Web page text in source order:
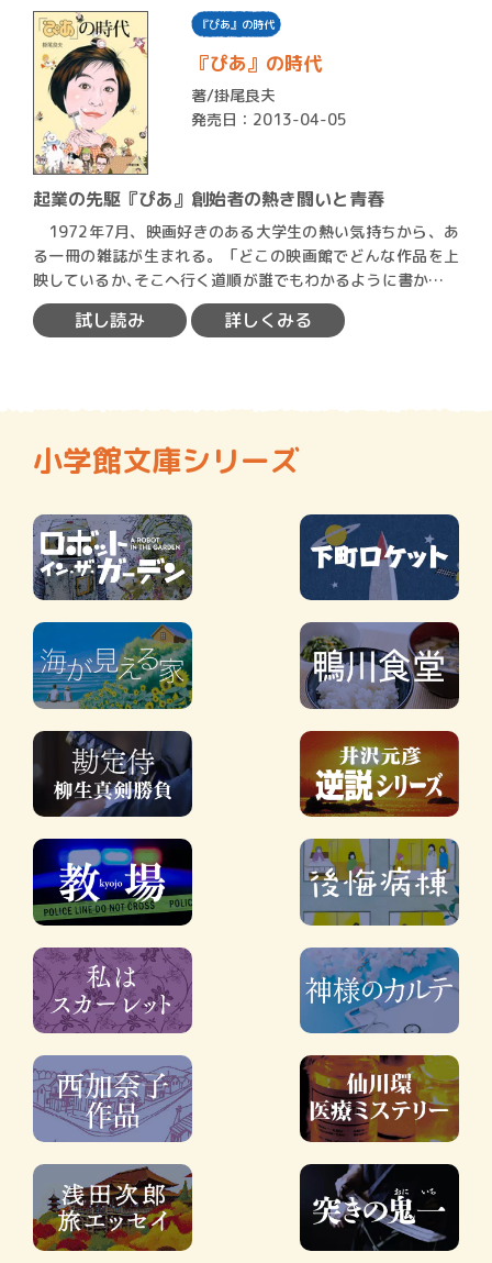
『ぴあ』の時代
『ぴあ』の時代
著/掛尾良夫
発売日：2013-04-05
起業の先駆『ぴあ』創始者の熱き闘いと青春
1972年7月、映画好きのある大学生の熱い気持ちから、あ
る一冊の雑誌が生まれる。「どこの映画館でどんな作品を上
映しているか､そこへ行く道順が誰でもわかるように書かれて
い…
試し読み 詳しくみる
小学館文庫シリーズ